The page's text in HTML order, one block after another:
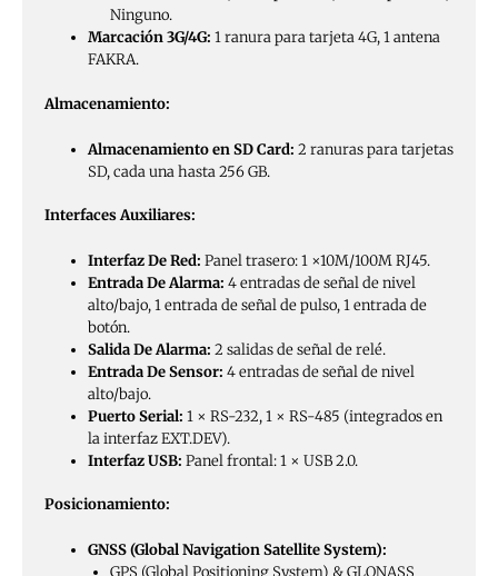
Ninguno.
Marcación 3G/4G: 1 ranura para tarjeta 4G, 1 antena
FAKRA.
Almacenamiento:
Almacenamiento en SD Card: 2 ranuras para tarjetas
SD, cada una hasta 256 GB.
Interfaces Auxiliares:
Interfaz De Red: Panel trasero: 1 ×10M/100M RJ45.
Entrada De Alarma: 4 entradas de señal de nivel
alto/bajo, 1 entrada de señal de pulso, 1 entrada de
botón.
Salida De Alarma: 2 salidas de señal de relé.
Entrada De Sensor: 4 entradas de señal de nivel
alto/bajo.
Puerto Serial: 1 × RS-232, 1 × RS-485 (integrados en
la interfaz EXT.DEV).
Interfaz USB: Panel frontal: 1 × USB 2.0.
Posicionamiento:
GNSS (Global Navigation Satellite System):